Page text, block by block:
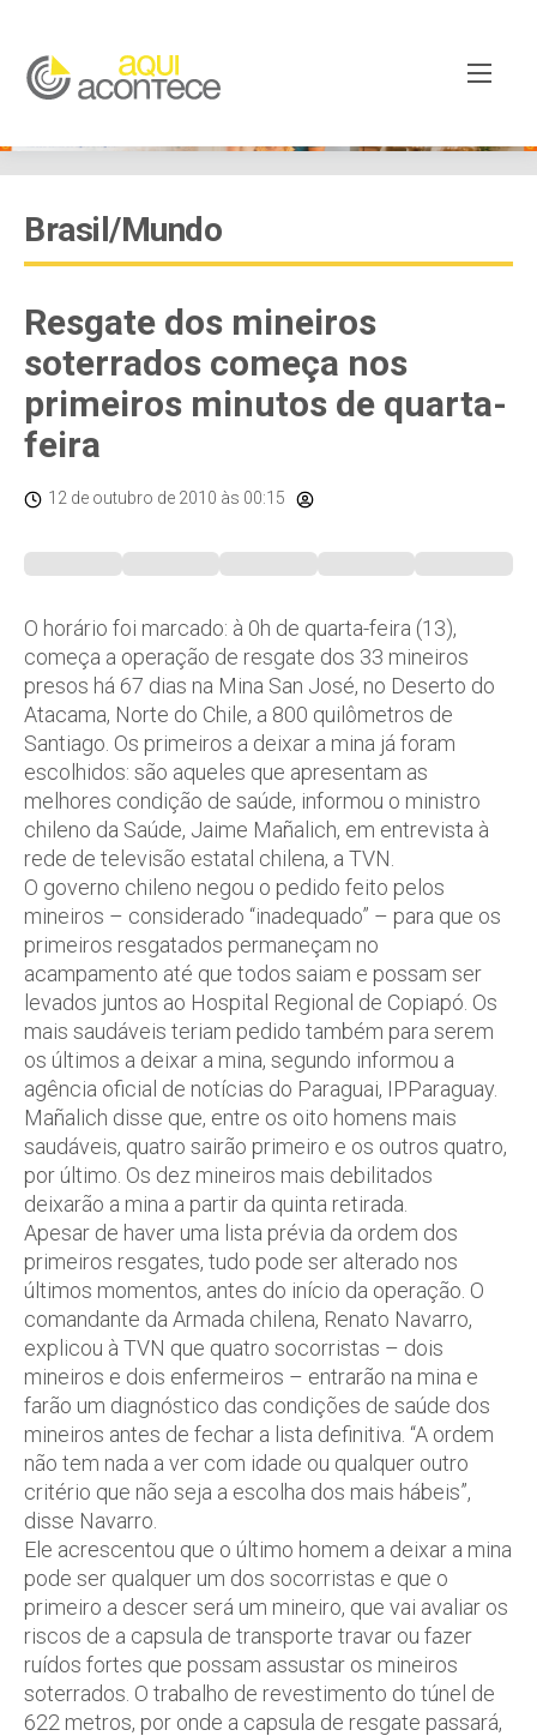
Brasil/Mundo
Resgate dos mineiros
soterrados começa nos
primeiros minutos de quarta-
feira
12 de outubro de 2010 às 00:15
O horário foi marcado: à 0h de quarta-feira (13),
começa a operação de resgate dos 33 mineiros
presos há 67 dias na Mina San José, no Deserto do
Atacama, Norte do Chile, a 800 quilômetros de
Santiago. Os primeiros a deixar a mina já foram
escolhidos: são aqueles que apresentam as
melhores condição de saúde, informou o ministro
chileno da Saúde, Jaime Mañalich, em entrevista à
rede de televisão estatal chilena, a TVN.
O governo chileno negou o pedido feito pelos
mineiros – considerado “inadequado” – para que os
primeiros resgatados permaneçam no
acampamento até que todos saiam e possam ser
levados juntos ao Hospital Regional de Copiapó. Os
mais saudáveis teriam pedido também para serem
os últimos a deixar a mina, segundo informou a
agência oficial de notícias do Paraguai, IPParaguay.
Mañalich disse que, entre os oito homens mais
saudáveis, quatro sairão primeiro e os outros quatro,
por último. Os dez mineiros mais debilitados
deixarão a mina a partir da quinta retirada.
Apesar de haver uma lista prévia da ordem dos
primeiros resgates, tudo pode ser alterado nos
últimos momentos, antes do início da operação. O
comandante da Armada chilena, Renato Navarro,
explicou à TVN que quatro socorristas – dois
mineiros e dois enfermeiros – entrarão na mina e
farão um diagnóstico das condições de saúde dos
mineiros antes de fechar a lista definitiva. “A ordem
não tem nada a ver com idade ou qualquer outro
critério que não seja a escolha dos mais hábeis”,
disse Navarro.
Ele acrescentou que o último homem a deixar a mina
pode ser qualquer um dos socorristas e que o
primeiro a descer será um mineiro, que vai avaliar os
riscos de a capsula de transporte travar ou fazer
ruídos fortes que possam assustar os mineiros
soterrados. O trabalho de revestimento do túnel de
622 metros, por onde a capsula de resgate passará,